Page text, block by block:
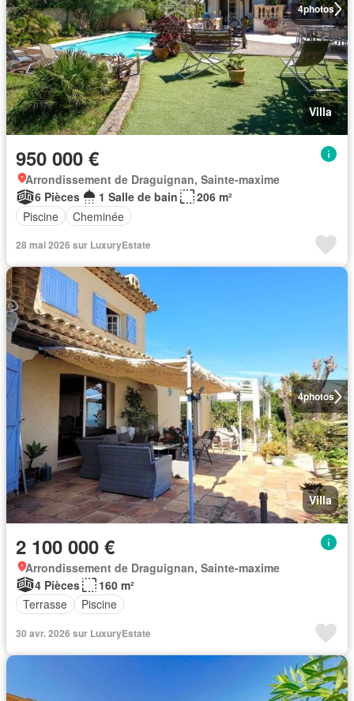
4photos
Villa
950 000 €
Arrondissement de Draguignan, Sainte-maxime
6 Pièces
1 Salle de bain
206 m²
Piscine
Cheminée
28 mai 2026 sur LuxuryEstate
4photos
Villa
2 100 000 €
Arrondissement de Draguignan, Sainte-maxime
4 Pièces
160 m²
Terrasse
Piscine
30 avr. 2026 sur LuxuryEstate